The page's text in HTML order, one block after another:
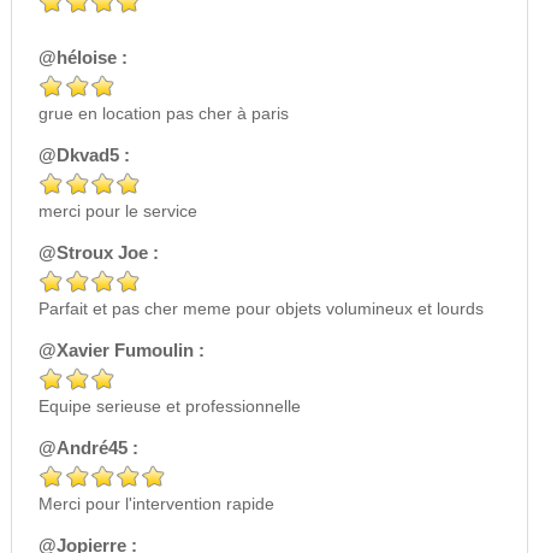
@héloise :
grue en location pas cher à paris
@Dkvad5 :
merci pour le service
@Stroux Joe :
Parfait et pas cher meme pour objets volumineux et lourds
@Xavier Fumoulin :
Equipe serieuse et professionnelle
@André45 :
Merci pour l'intervention rapide
@Jopierre :